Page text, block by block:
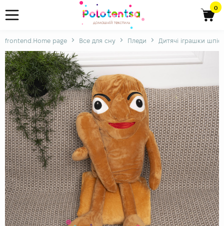
0
frontend.Home page Все для сну Пледи Дитячі іграшки